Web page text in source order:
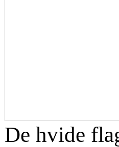
De hvide